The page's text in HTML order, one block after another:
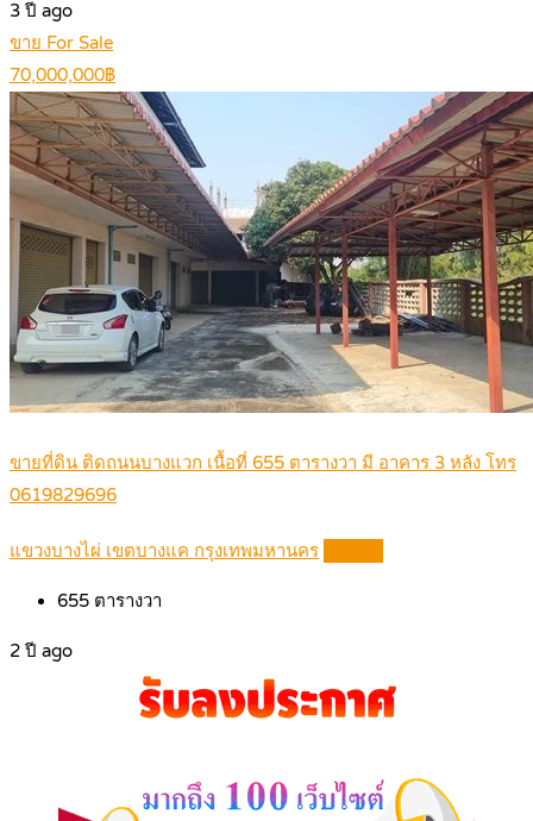
3 ปี ago
ขาย For Sale
70,000,000฿
ขายที่ดิน ติดถนนบางแวก เนื้อที่ 655 ตารางวา มี อาคาร 3 หลัง โทร
0619829696
แขวงบางไผ่ เขตบางแค กรุงเทพมหานคร
655 ตารางวา
2 ปี ago